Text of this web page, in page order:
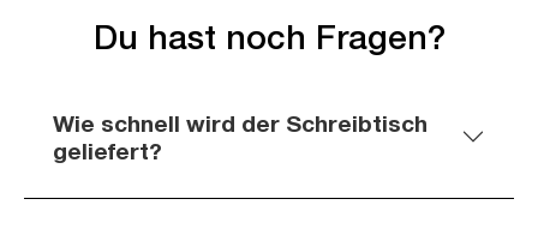
Du hast noch Fragen?
Wie schnell wird der Schreibtisch
geliefert?